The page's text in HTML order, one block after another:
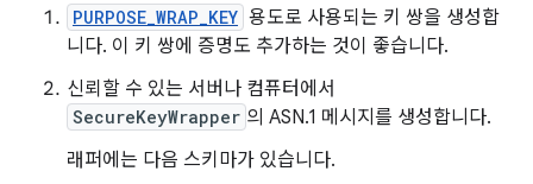
PURPOSE_WRAP_KEY 용도로 사용되는 키 쌍을 생성합
니다. 이 키 쌍에 증명도 추가하는 것이 좋습니다.
신뢰할 수 있는 서버나 컴퓨터에서
SecureKeyWrapper 의 ASN.1 메시지를 생성합니다.
래퍼에는 다음 스키마가 있습니다.